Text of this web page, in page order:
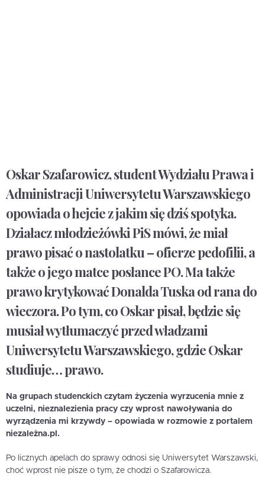
Oskar Szafarowicz, student Wydziału Prawa i
Administracji Uniwersytetu Warszawskiego
opowiada o hejcie z jakim się dziś spotyka.
Działacz młodzieżówki PiS mówi, że miał
prawo pisać o nastolatku – ofierze pedofilii, a
także o jego matce posłance PO. Ma także
prawo krytykować Donalda Tuska od rana do
wieczora. Po tym, co Oskar pisał, będzie się
musiał wytłumaczyć przed władzami
Uniwersytetu Warszawskiego, gdzie Oskar
studiuje… prawo.
Na grupach studenckich czytam życzenia wyrzucenia mnie z
uczelni, nieznalezienia pracy czy wprost nawoływania do
wyrządzenia mi krzywdy – opowiada w rozmowie z portalem
niezależna.pl.
Po licznych apelach do sprawy odnosi się Uniwersytet Warszawski,
choć wprost nie pisze o tym, że chodzi o Szafarowicza.